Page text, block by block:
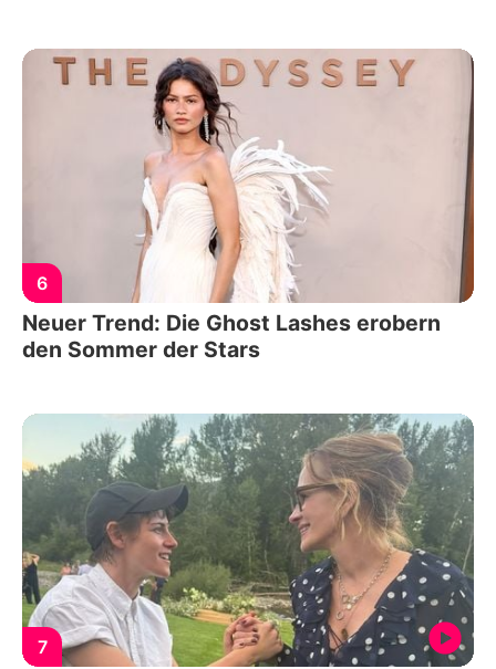
6
Neuer Trend: Die Ghost Lashes erobern
den Sommer der Stars
7